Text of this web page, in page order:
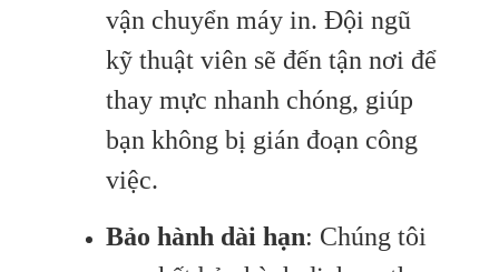
vận chuyển máy in. Đội ngũ
kỹ thuật viên sẽ đến tận nơi để
thay mực nhanh chóng, giúp
bạn không bị gián đoạn công
việc.
Bảo hành dài hạn: Chúng tôi